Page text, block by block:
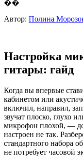
��
Автор: Полина
Настройка
гитары: гайд
Когда вы впервые
кабинетом или
включил, направил,
звучат плоско, глухо
микрофон плохой, —
настроен не так.
стандартного набора
не потребует часовой